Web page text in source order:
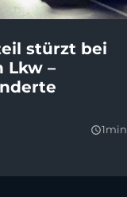
stürzt bei
Lkw –
query_builder1min